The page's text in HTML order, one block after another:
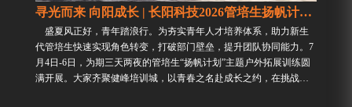
寻光而来 向阳成长 | 长阳科技2026管培生扬帆计划团建热血收官...
盛夏风正好，青年踏浪行。为夯实青年人才培养体系，助力新生
代管培生快速实现角色转变，打破部门壁垒，提升团队协同能力。7
月4日-6日，为期三天两夜的管培生“扬帆计划”主题户外拓展训练圆
满开展。大家齐聚健峰培训城，以青春之名赴成长之约，在挑战中